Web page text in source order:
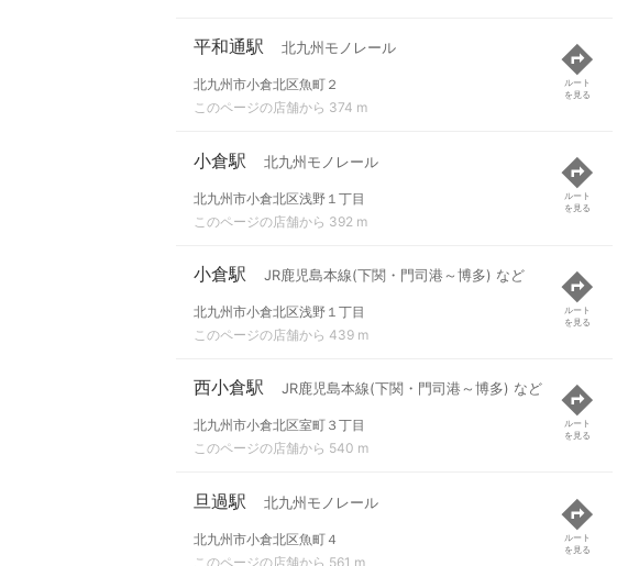
平和通駅 北九州モノレール
北九州市小倉北区魚町２
このページの店舗から 374 m
ルート
を見る
小倉駅 北九州モノレール
北九州市小倉北区浅野１丁目
このページの店舗から 392 m
ルート
を見る
小倉駅 JR鹿児島本線(下関・門司港～博多) など
北九州市小倉北区浅野１丁目
このページの店舗から 439 m
ルート
を見る
西小倉駅 JR鹿児島本線(下関・門司港～博多) など
北九州市小倉北区室町３丁目
このページの店舗から 540 m
ルート
を見る
旦過駅 北九州モノレール
北九州市小倉北区魚町４
このページの店舗から 561 m
ルート
を見る